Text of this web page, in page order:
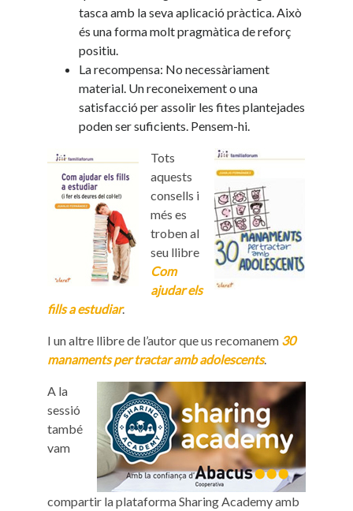
tasca amb la seva aplicació pràctica. Això
és una forma molt pragmàtica de reforç
positiu.
La recompensa: No necessàriament
material. Un reconeixement o una
satisfacció per assolir les fites plantejades
poden ser suficients. Pensem-hi.
Tots
aquests
consells i
més es
troben al
seu llibre
Com
ajudar els
fills a estudiar.
I un altre llibre de l’autor que us recomanem 30
manaments per tractar amb adolescents.
A la
sessió
també
vam
compartir la plataforma Sharing Academy amb